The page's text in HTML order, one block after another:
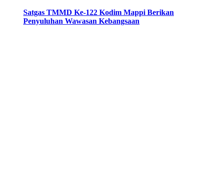
Satgas TMMD Ke-122 Kodim Mappi Berikan
Penyuluhan Wawasan Kebangsaan